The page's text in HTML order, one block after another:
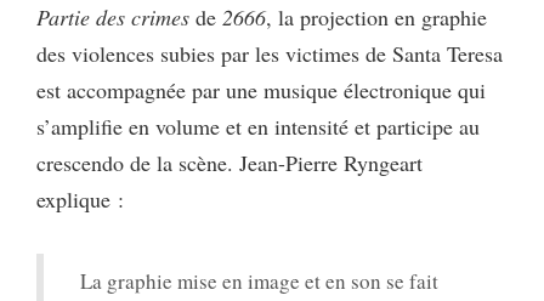
Partie des crimes de 2666, la projection en graphie
des violences subies par les victimes de Santa Teresa
est accompagnée par une musique électronique qui
s’amplifie en volume et en intensité et participe au
crescendo de la scène. Jean-Pierre Ryngeart
explique :
La graphie mise en image et en son se fait